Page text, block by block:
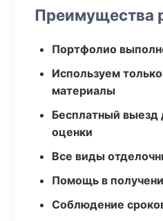
Преимущества
Портфолио
Используем
материалы
Бесплатный выезд
оценки
Все виды
Помощь в
Соблюдение